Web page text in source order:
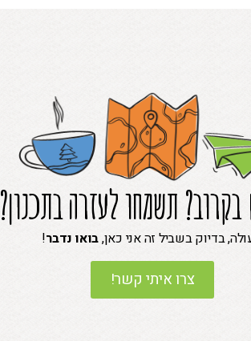
תשמחו לעזרה בתכנון?
בדיוק בשביל זה אני כאן,בואו נדבר!
צרו איתי קשר!